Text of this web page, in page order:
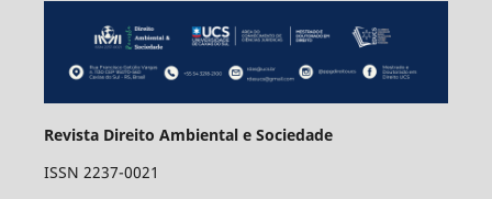
Revista Direito Ambiental e Sociedade
ISSN 2237-0021